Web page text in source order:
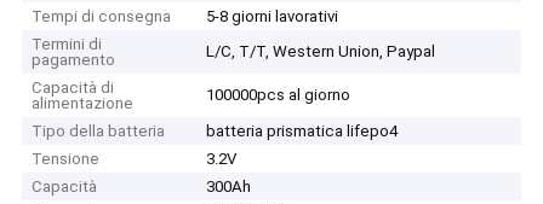
Tempi di consegna
5-8 giorni lavorativi
Termini di
pagamento
L/C, T/T, Western Union, Paypal
Capacità di
alimentazione
100000pcs al giorno
Tipo della batteria
batteria prismatica lifepo4
Tensione
3.2V
Capacità
300Ah